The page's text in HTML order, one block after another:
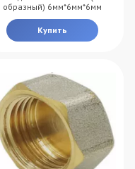
образный) 6мм*6мм*6мм
Купить